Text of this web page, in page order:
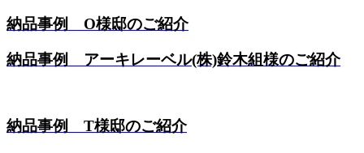
納品事例 O様邸のご紹介
納品事例 アーキレーベル(株)鈴木組様のご紹介
納品事例 T様邸のご紹介